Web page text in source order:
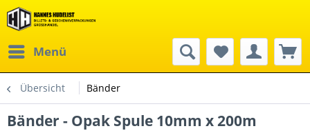
Menü
Übersicht Bänder
Bänder - Opak Spule 10mm x 200m